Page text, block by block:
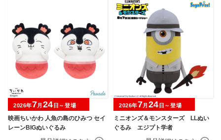
映画ちいかわ 人魚の島のひみつ セイ
レーンBIGぬいぐるみ
2026年7月 24 日～登場
ミニオンズ＆モンスターズ LLぬい
ぐるみ エジプト学者
2026年7月 24 日～登場